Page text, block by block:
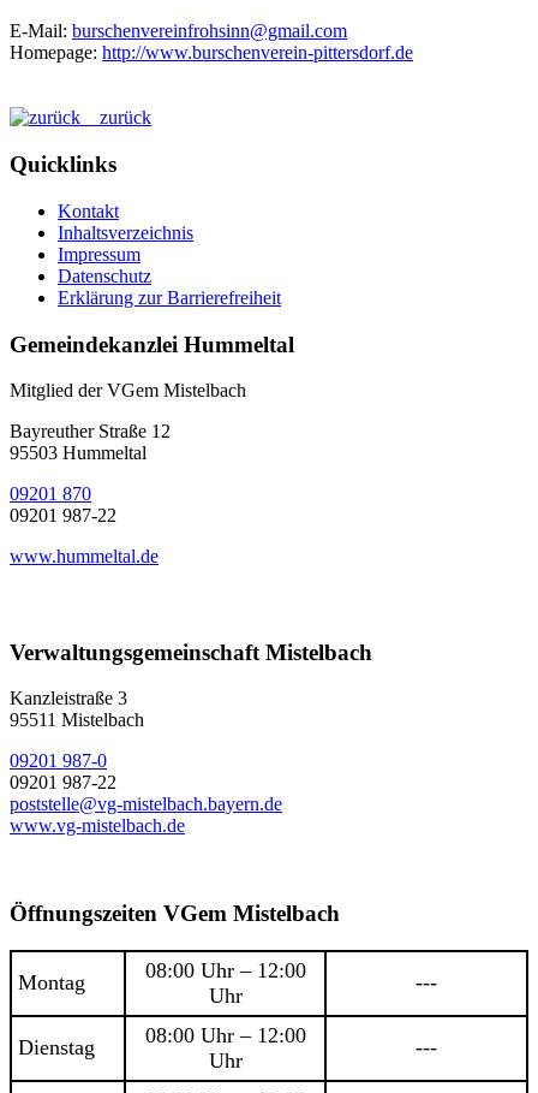
E-Mail: burschenvereinfrohsinn@gmail.com
Homepage: http://www.burschenverein-pittersdorf.de
zurück
Quicklinks
Kontakt
Inhaltsverzeichnis
Impressum
Datenschutz
Erklärung zur Barrierefreiheit
Gemeindekanzlei Hummeltal
Mitglied der VGem Mistelbach
Bayreuther Straße 12
95503 Hummeltal
09201 870
09201 987-22
www.hummeltal.de
Verwaltungsgemeinschaft Mistelbach
Kanzleistraße 3
95511 Mistelbach
09201 987-0
09201 987-22
poststelle@vg-mistelbach.bayern.de
www.vg-mistelbach.de
Öffnungszeiten VGem Mistelbach
Montag
08:00 Uhr – 12:00
Uhr
---
Dienstag
08:00 Uhr – 12:00
Uhr
---